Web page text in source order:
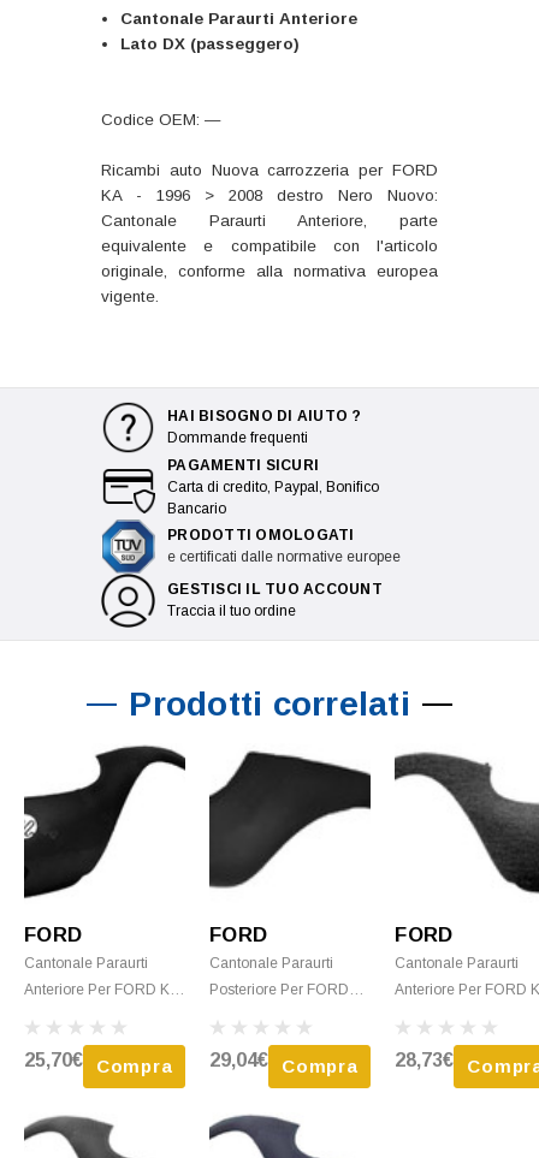
Cantonale Paraurti Anteriore
Lato DX (passeggero)
Codice OEM: —
Ricambi auto Nuova carrozzeria per FORD
KA - 1996 > 2008 destro Nero Nuovo:
Cantonale Paraurti Anteriore, parte
equivalente e compatibile con l'articolo
originale, conforme alla normativa europea
vigente.
HAI BISOGNO DI AIUTO ?
Dommande frequenti
PAGAMENTI SICURI
Carta di credito, Paypal, Bonifico
Bancario
PRODOTTI OMOLOGATI
e certificati dalle normative europee
GESTISCI IL TUO ACCOUNT
Traccia il tuo ordine
Prodotti correlati
FORD
Cantonale Paraurti
Anteriore Per FORD KA
Nero Nuovo
25,70€ Compra
FORD
Cantonale Paraurti
Posteriore Per FORD
Destro Nero Nuovo
29,04€ Compra
FORD
Cantonale Paraurti
Anteriore Per FORD
Grigio Nuovo
28,73€